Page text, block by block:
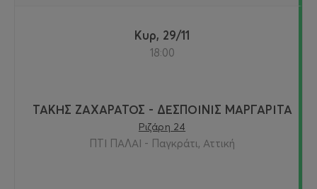
Κυρ, 29/11
18:00
ΤΑΚΗΣ ΖΑΧΑΡΑΤΟΣ - ΔΕΣΠΟΙΝΙΣ ΜΑΡΓΑΡΙΤΑ
Ριζάρη 24
ΠΤΙ ΠΑΛΑΙ - Παγκράτι, Αττική